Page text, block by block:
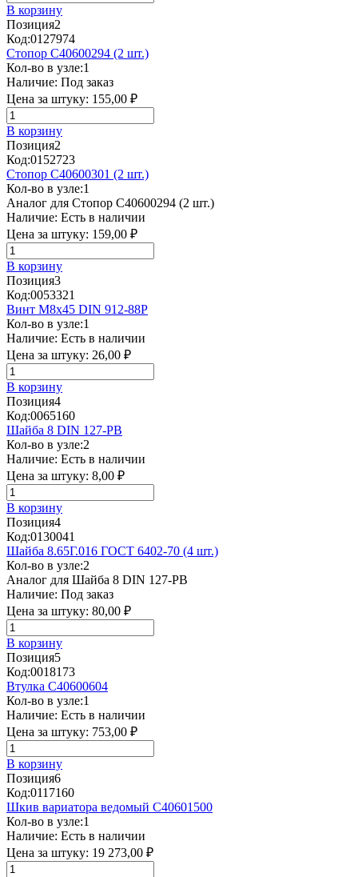
В корзину
Позиция2
Код:0127974
Стопор C40600294 (2 шт.)
Кол-во в узле:1
Наличие: Под заказ
Цена за штуку: 155,00 ₽
В корзину
Позиция2
Код:0152723
Стопор C40600301 (2 шт.)
Кол-во в узле:1
Аналог для Стопор C40600294 (2 шт.)
Наличие: Есть в наличии
Цена за штуку: 159,00 ₽
В корзину
Позиция3
Код:0053321
Винт М8х45 DIN 912-88P
Кол-во в узле:1
Наличие: Есть в наличии
Цена за штуку: 26,00 ₽
В корзину
Позиция4
Код:0065160
Шайба 8 DIN 127-PB
Кол-во в узле:2
Наличие: Есть в наличии
Цена за штуку: 8,00 ₽
В корзину
Позиция4
Код:0130041
Шайба 8.65Г.016 ГОСТ 6402-70 (4 шт.)
Кол-во в узле:2
Аналог для Шайба 8 DIN 127-PB
Наличие: Под заказ
Цена за штуку: 80,00 ₽
В корзину
Позиция5
Код:0018173
Втулка C40600604
Кол-во в узле:1
Наличие: Есть в наличии
Цена за штуку: 753,00 ₽
В корзину
Позиция6
Код:0117160
Шкив вариатора ведомый C40601500
Кол-во в узле:1
Наличие: Есть в наличии
Цена за штуку: 19 273,00 ₽